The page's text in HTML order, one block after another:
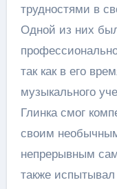
трудностями в
Одной из них
так как в его
музыкального
Глинка смог
своим
непрерывным
также